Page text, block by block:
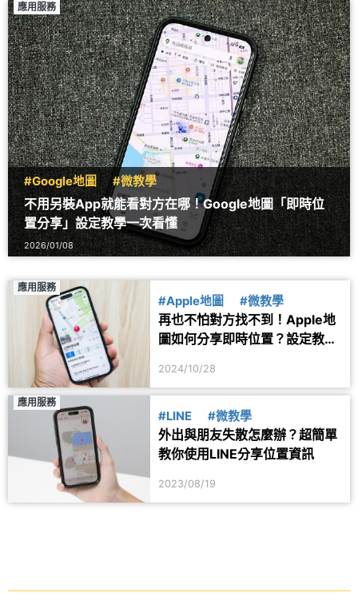
應用服務
#Google地圖 #微教學
不用另裝App就能看對方在哪！Google地圖「即時位
置分享」設定教學一次看懂
2026/01/08
應用服務
#Apple地圖 #微教學
再也不怕對方找不到！Apple地
圖如何分享即時位置？設定教學
2024/10/28
應用服務
#LINE #微教學
外出與朋友失散怎麼辦？超簡單
教你使用LINE分享位置資訊
2023/08/19